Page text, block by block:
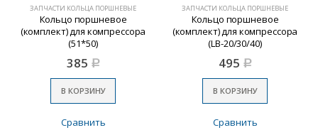
ЗАПЧАСТИ КОЛЬЦА ПОРШНЕВЫЕ
Кольцо поршневое
(комплект) для компрессора
(51*50)
385 Р
В КОРЗИНУ
Сравнить
ЗАПЧАСТИ КОЛЬЦА ПОРШНЕВЫЕ
Кольцо поршневое
(комплект) для компрессора
(LB-20/30/40)
495 Р
В КОРЗИНУ
Сравнить